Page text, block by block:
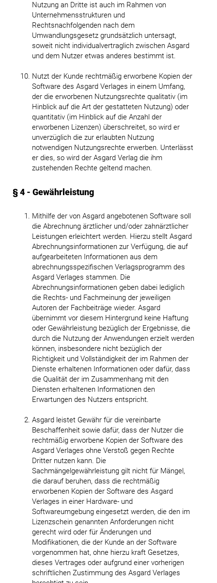
Nutzung an Dritte ist auch im Rahmen von
Unternehmensstrukturen und
Rechtsnachfolgenden nach dem
Umwandlungsgesetz grundsätzlich untersagt,
soweit nicht individualvertraglich zwischen Asgard
und dem Nutzer etwas anderes bestimmt ist.
Nutzt der Kunde rechtmäßig erworbene Kopien der
Software des Asgard Verlages in einem Umfang,
der die erworbenen Nutzungsrechte qualitativ (im
Hinblick auf die Art der gestatteten Nutzung) oder
quantitativ (im Hinblick auf die Anzahl der
erworbenen Lizenzen) überschreitet, so wird er
unverzüglich die zur erlaubten Nutzung
notwendigen Nutzungsrechte erwerben. Unterlässt
er dies, so wird der Asgard Verlag die ihm
zustehenden Rechte geltend machen.
§ 4 - Gewährleistung
Mithilfe der von Asgard angebotenen Software soll
die Abrechnung ärztlicher und/oder zahnärztlicher
Leistungen erleichtert werden. Hierzu stellt Asgard
Abrechnungsinformationen zur Verfügung, die auf
aufgearbeiteten Informationen aus dem
abrechnungsspezifischen Verlagsprogramm des
Asgard Verlages stammen. Die
Abrechnungsinformationen geben dabei lediglich
die Rechts- und Fachmeinung der jeweiligen
Autoren der Fachbeiträge wieder. Asgard
übernimmt vor diesem Hintergrund keine Haftung
oder Gewährleistung bezüglich der Ergebnisse, die
durch die Nutzung der Anwendungen erzielt werden
können, insbesondere nicht bezüglich der
Richtigkeit und Vollständigkeit der im Rahmen der
Dienste erhaltenen Informationen oder dafür, dass
die Qualität der im Zusammenhang mit den
Diensten erhaltenen Informationen den
Erwartungen des Nutzers entspricht.
Asgard leistet Gewähr für die vereinbarte
Beschaffenheit sowie dafür, dass der Nutzer die
rechtmäßig erworbene Kopien der Software des
Asgard Verlages ohne Verstoß gegen Rechte
Dritter nutzen kann. Die
Sachmängelgewährleistung gilt nicht für Mängel,
die darauf beruhen, dass die rechtmäßig
erworbenen Kopien der Software des Asgard
Verlages in einer Hardware- und
Softwareumgebung eingesetzt werden, die den im
Lizenzschein genannten Anforderungen nicht
gerecht wird oder für Änderungen und
Modifikationen, die der Kunde an der Software
vorgenommen hat, ohne hierzu kraft Gesetzes,
dieses Vertrages oder aufgrund einer vorherigen
schriftlichen Zustimmung des Asgard Verlages